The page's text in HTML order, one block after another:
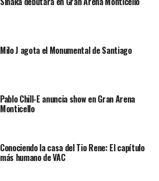
Milo J agota el Monumental de Santiago
Pablo Chill-E anuncia show en Gran Arena
Monticello
Conociendo la casa del Tio Rene: El capítulo
más humano de VAC